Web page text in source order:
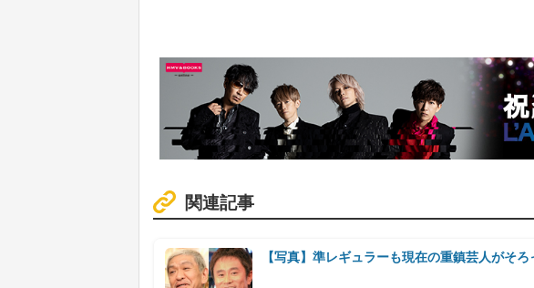
関連記事
【写真】準レギュラーも現在の重鎮芸人がそろ